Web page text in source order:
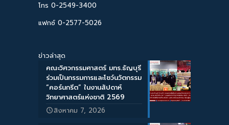
โทร 0-2549-3400
แฟกซ์ 0-2577-5026
ข่าวล่าสุด
คณะวิศวกรรมศาสตร์ มทร.ธัญบุรี
ร่วมเป็นกรรมการและโชว์นวัตกรรม
“คอร์นกรีต” ในงานสัปดาห์
วิทยาศาสตร์แห่งชาติ 2569
สิงหาคม 7, 2026